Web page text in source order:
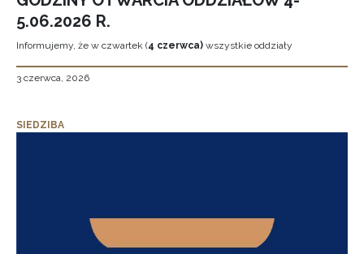
5.06.2026 R.
Informujemy, że w czwartek (4 czerwca) wszystkie oddziały
3 czerwca, 2026
SIEDZIBA